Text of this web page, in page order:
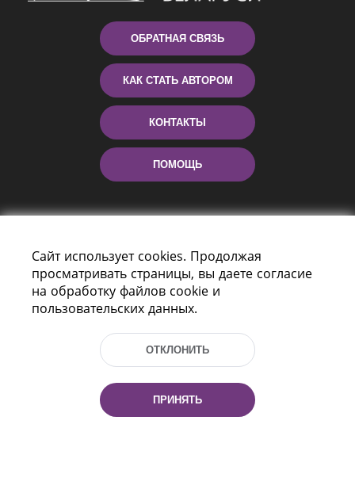
ОБРАТНАЯ СВЯЗЬ
КАК СТАТЬ АВТОРОМ
КОНТАКТЫ
ПОМОЩЬ
Пр-т Независимости 116
г. Минск, Республика Беларусь, 220114
Тел.: (+375 17) 368 37 37, Факс: (+375 17)
Эл. почта: inbox@nlb.by
Сайт использует cookies. Продолжая
просматривать страницы, вы даете согласие
на обработку файлов cookie и
пользовательских данных.
ОТКЛОНИТЬ
ПРИНЯТЬ